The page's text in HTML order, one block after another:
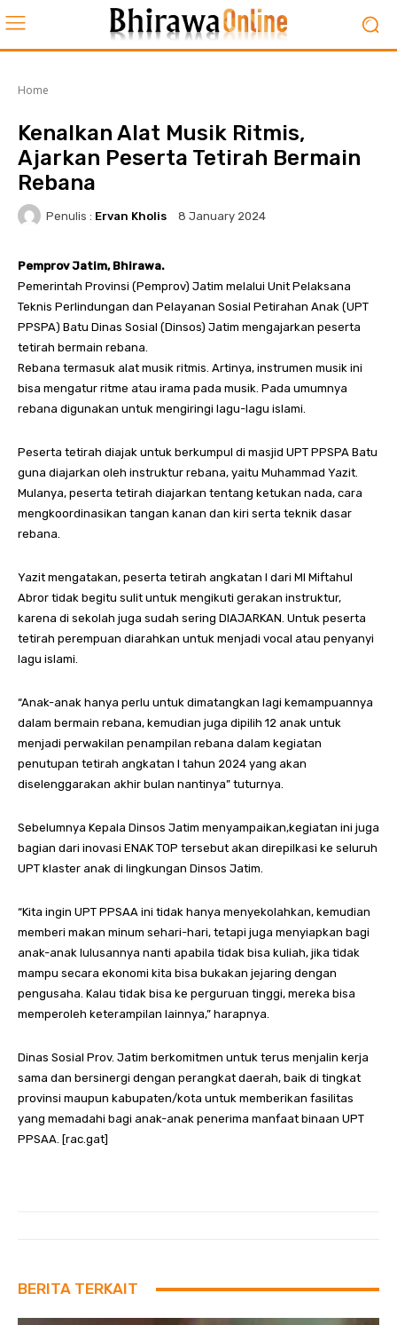
Home
Kenalkan Alat Musik Ritmis,
Ajarkan Peserta Tetirah Bermain
Rebana
Penulis : Ervan Kholis 8 January 2024
Pemprov Jatim, Bhirawa.
Pemerintah Provinsi (Pemprov) Jatim melalui Unit Pelaksana
Teknis Perlindungan dan Pelayanan Sosial Petirahan Anak (UPT
PPSPA) Batu Dinas Sosial (Dinsos) Jatim mengajarkan peserta
tetirah bermain rebana.
Rebana termasuk alat musik ritmis. Artinya, instrumen musik ini
bisa mengatur ritme atau irama pada musik. Pada umumnya
rebana digunakan untuk mengiringi lagu-lagu islami.
Peserta tetirah diajak untuk berkumpul di masjid UPT PPSPA Batu
guna diajarkan oleh instruktur rebana, yaitu Muhammad Yazit.
Mulanya, peserta tetirah diajarkan tentang ketukan nada, cara
mengkoordinasikan tangan kanan dan kiri serta teknik dasar
rebana.
Yazit mengatakan, peserta tetirah angkatan I dari MI Miftahul
Abror tidak begitu sulit untuk mengikuti gerakan instruktur,
karena di sekolah juga sudah sering DIAJARKAN. Untuk peserta
tetirah perempuan diarahkan untuk menjadi vocal atau penyanyi
lagu islami.
“Anak-anak hanya perlu untuk dimatangkan lagi kemampuannya
dalam bermain rebana, kemudian juga dipilih 12 anak untuk
menjadi perwakilan penampilan rebana dalam kegiatan
penutupan tetirah angkatan I tahun 2024 yang akan
diselenggarakan akhir bulan nantinya” tuturnya.
Sebelumnya Kepala Dinsos Jatim menyampaikan,kegiatan ini juga
bagian dari inovasi ENAK TOP tersebut akan direpilkasi ke seluruh
UPT klaster anak di lingkungan Dinsos Jatim.
“Kita ingin UPT PPSAA ini tidak hanya menyekolahkan, kemudian
memberi makan minum sehari-hari, tetapi juga menyiapkan bagi
anak-anak lulusannya nanti apabila tidak bisa kuliah, jika tidak
mampu secara ekonomi kita bisa bukakan jejaring dengan
pengusaha. Kalau tidak bisa ke perguruan tinggi, mereka bisa
memperoleh keterampilan lainnya,” harapnya.
Dinas Sosial Prov. Jatim berkomitmen untuk terus menjalin kerja
sama dan bersinergi dengan perangkat daerah, baik di tingkat
provinsi maupun kabupaten/kota untuk memberikan fasilitas
yang memadahi bagi anak-anak penerima manfaat binaan UPT
PPSAA. [rac.gat]
BERITA TERKAIT